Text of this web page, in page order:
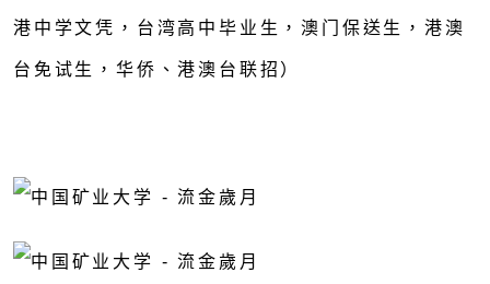
港中学文凭，台湾高中毕业生，澳门保送生，港澳
台免试生，华侨、港澳台联招）